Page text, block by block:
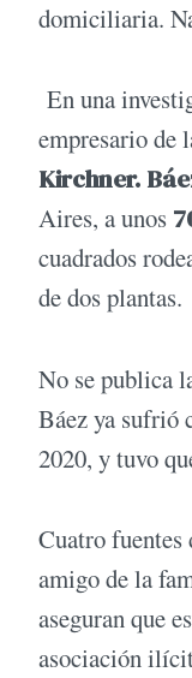
domiciliaria.
En una
empresario de
Kirchner.
Aires, a unos
cuadrados
de dos plantas.
No se publica
Báez ya sufrió
2020, y tuvo
Cuatro
amigo de la
aseguran que
asociación